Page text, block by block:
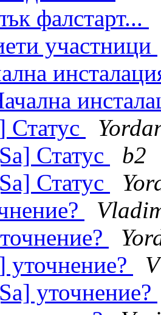
фалстарт...
участници
Статус
Статус
b2
Статус
уточнение?
уточнение?